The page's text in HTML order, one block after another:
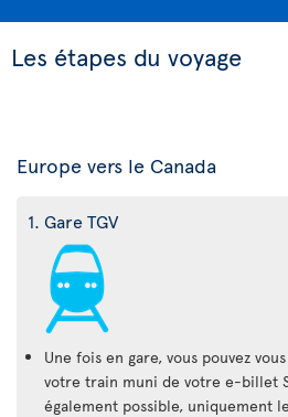
Les étapes du voyage
Europe vers le Canada
1. Gare TGV
Une fois en gare, vous pouvez
votre train muni de votre e-billet
également possible, uniquement